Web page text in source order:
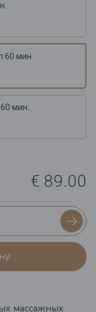
60 мин.
мин.
€ 89.00
массажных